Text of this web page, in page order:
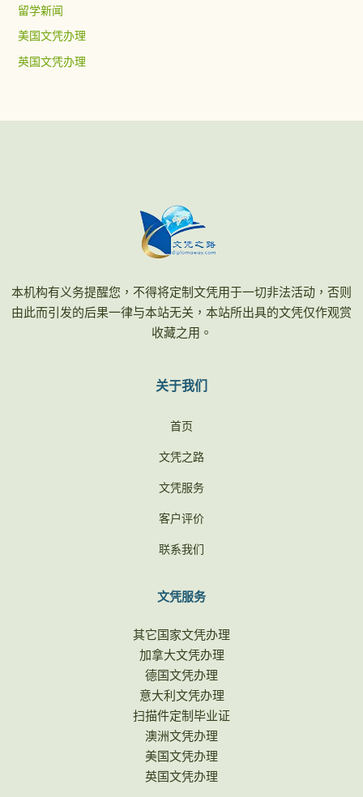
留学新闻
美国文凭办理
英国文凭办理
本机构有义务提醒您，不得将定制文凭用于一切非法活动，否则
由此而引发的后果一律与本站无关，本站所出具的文凭仅作观赏
收藏之用。
关于我们
首页
文凭之路
文凭服务
客户评价
联系我们
文凭服务
其它国家文凭办理
加拿大文凭办理
德国文凭办理
意大利文凭办理
扫描件定制毕业证
澳洲文凭办理
美国文凭办理
英国文凭办理